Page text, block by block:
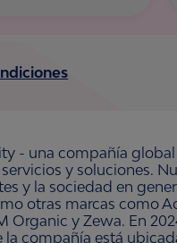
- una compañía
y soluciones.
y la sociedad en
otras marcas como
Organic y Zewa. En
la compañía está